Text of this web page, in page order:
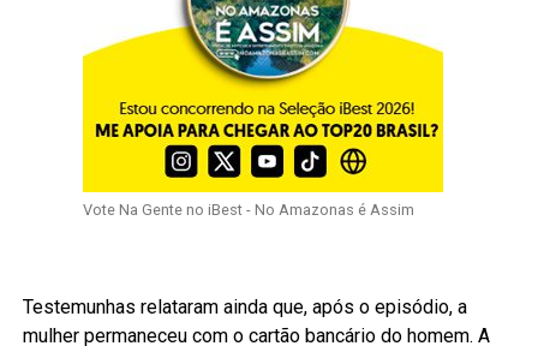
Vote Na Gente no iBest - No Amazonas é Assim
Testemunhas relataram ainda que, após o episódio, a
mulher permaneceu com o cartão bancário do homem. A